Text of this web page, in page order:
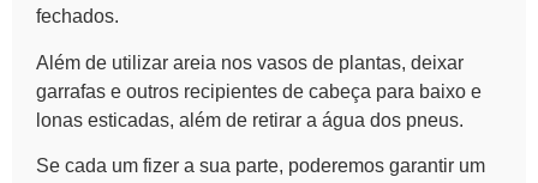
fechados.
Além de utilizar areia nos vasos de plantas, deixar
garrafas e outros recipientes de cabeça para baixo e
lonas esticadas, além de retirar a água dos pneus.
Se cada um fizer a sua parte, poderemos garantir um